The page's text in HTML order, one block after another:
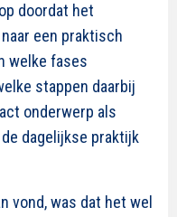
doordat het
een praktisch
welke fases
stappen daarbij
onderwerp als
dagelijkse praktijk
vond, was dat het wel